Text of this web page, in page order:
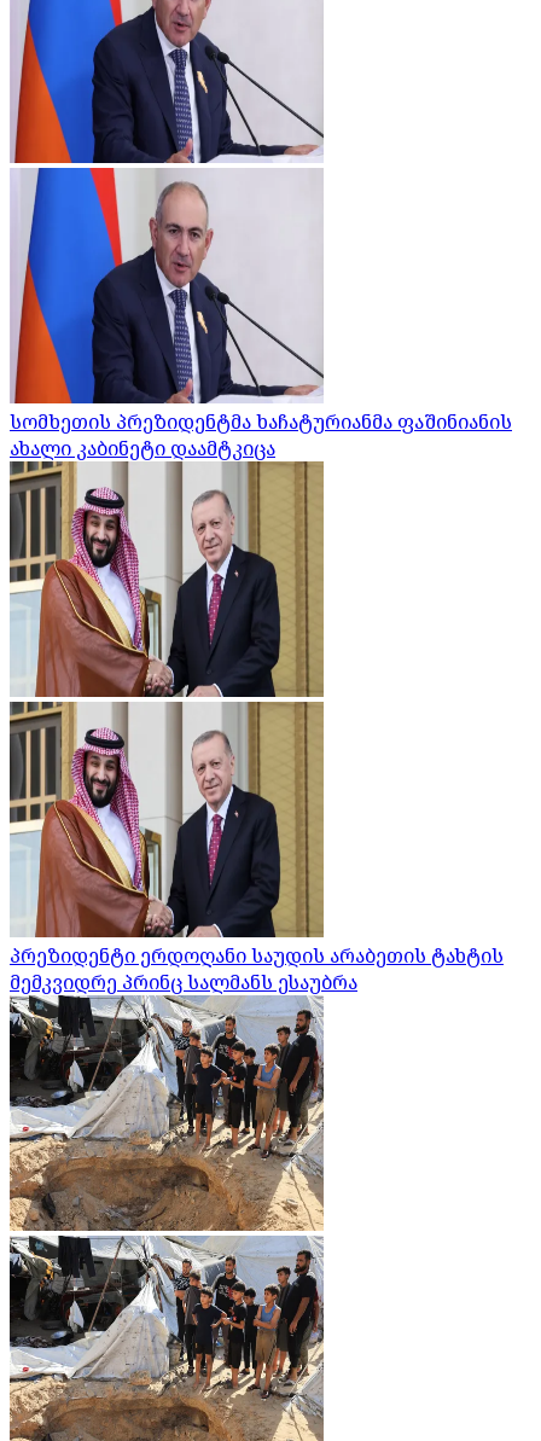
სომხეთის პრეზიდენტმა ხაჩატურიანმა ფაშინიანის
ახალი კაბინეტი დაამტკიცა
პრეზიდენტი ერდოღანი საუდის არაბეთის ტახტის
მემკვიდრე პრინც სალმანს ესაუბრა